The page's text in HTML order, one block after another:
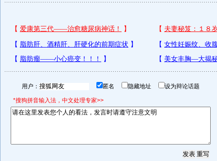
用户： 匿名 隐藏地址 设为辩论话题
*搜狗拼音输入法，中文处理专家>>